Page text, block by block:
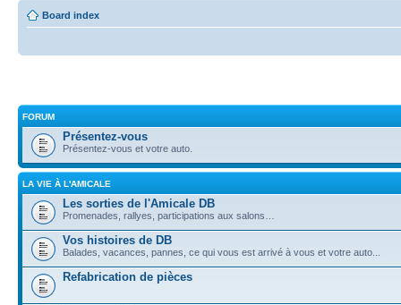
Board index
FORUM
Présentez-vous
Présentez-vous et votre auto.
LA VIE À L'AMICALE
Les sorties de l'Amicale DB
Promenades, rallyes, participations aux salons…
Vos histoires de DB
Balades, vacances, pannes, ce qui vous est arrivé à vous et votre auto...
Refabrication de pièces